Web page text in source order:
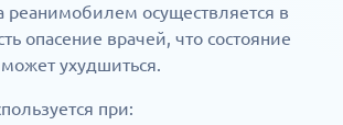
реанимобилем осуществляется в
опасение врачей, что состояние
ухудшиться.
при: